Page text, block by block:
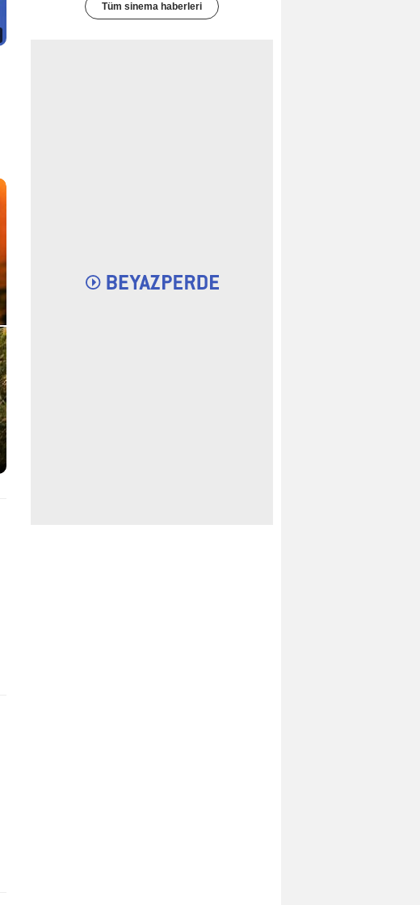
Tüm sinema haberleri